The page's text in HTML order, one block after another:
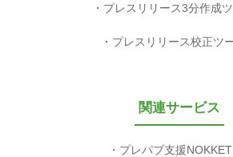
プレスリリース3分作成
プレスリリース校正ツ
関連サービス
プレパブ支援